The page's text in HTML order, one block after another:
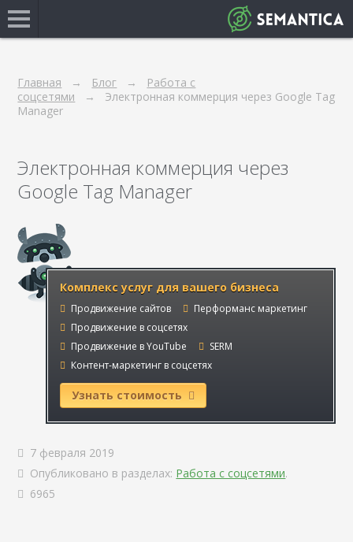
Главная Блог
Работа с
соцсетями
Электронная коммерция через Google Tag
Manager
Электронная коммерция через
Google Tag Manager
Комплекс услуг для вашего бизнеса
Продвижение сайтов
Перформанс маркетинг
Продвижение в соцсетях
Продвижение в YouTube
SERM
Контент-маркетинг в соцсетях
Узнать стоимость
7 февраля 2019
Опубликовано в разделах: Работа с соцсетями.
6965